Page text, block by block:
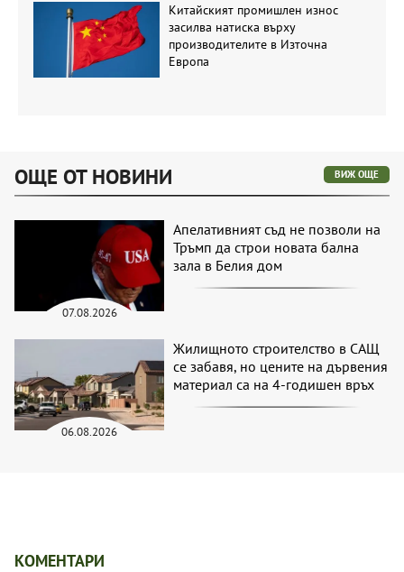
Китайският промишлен износ
засилва натиска върху
производителите в Източна
Европа
ОЩЕ ОТ НОВИНИ ВИЖ ОЩЕ
07.08.2026
Апелативният съд не позволи на
Тръмп да строи новата бална
зала в Белия дом
06.08.2026
Жилищното строителство в САЩ
се забавя, но цените на дървения
материал са на 4-годишен връх
КОМЕНТАРИ